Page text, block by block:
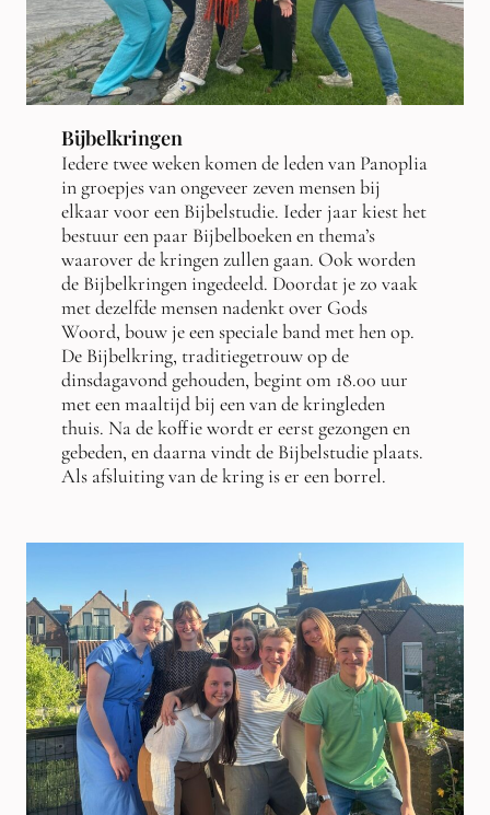
Bijbelkringen
Iedere twee weken komen de leden van Panoplia
in groepjes van ongeveer zeven mensen bij
elkaar voor een Bijbelstudie. Ieder jaar kiest het
bestuur een paar Bijbelboeken en thema’s
waarover de kringen zullen gaan. Ook worden
de Bijbelkringen ingedeeld. Doordat je zo vaak
met dezelfde mensen nadenkt over Gods
Woord, bouw je een speciale band met hen op.
De Bijbelkring, traditiegetrouw op de
dinsdagavond gehouden, begint om 18.00 uur
met een maaltijd bij een van de kringleden
thuis. Na de koffie wordt er eerst gezongen en
gebeden, en daarna vindt de Bijbelstudie plaats.
Als afsluiting van de kring is er een borrel.